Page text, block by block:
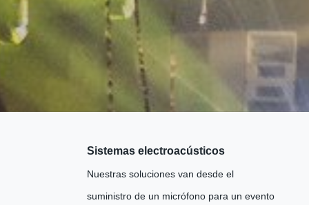
Sistemas electroacústicos
Nuestras soluciones van desde el
suministro de un micrófono para un evento